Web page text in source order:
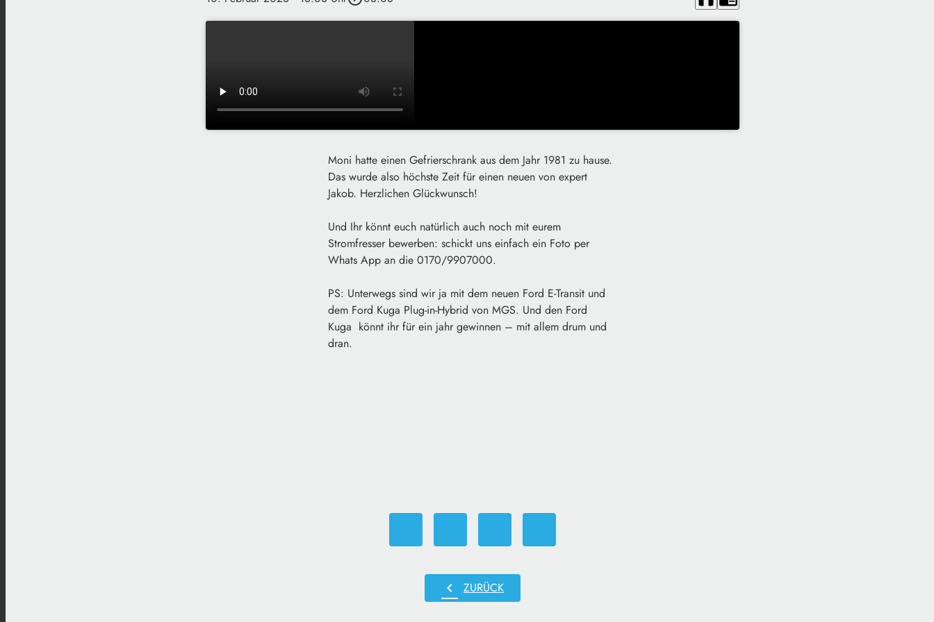
Moni hatte einen Gefrierschrank aus dem Jahr 1981 zu hause.
Das wurde also höchste Zeit für einen neuen von expert
Jakob. Herzlichen Glückwunsch!
Und Ihr könnt euch natürlich auch noch mit eurem
Stromfresser bewerben: schickt uns einfach ein Foto per
Whats App an die 0170/9907000.
PS: Unterwegs sind wir ja mit dem neuen Ford E-Transit und
dem Ford Kuga Plug-in-Hybrid von MGS. Und den Ford
Kuga könnt ihr für ein jahr gewinnen – mit allem drum und
dran.
chevron_left ZURÜCK